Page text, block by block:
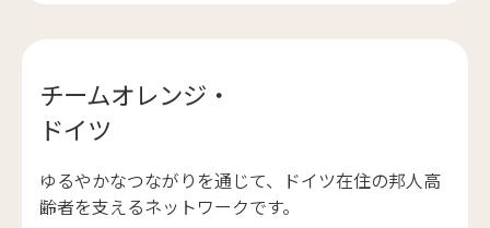
チームオレンジ・
ドイツ
ゆるやかなつながりを通じて、ドイツ在住の邦人高
齢者を支えるネットワークです。